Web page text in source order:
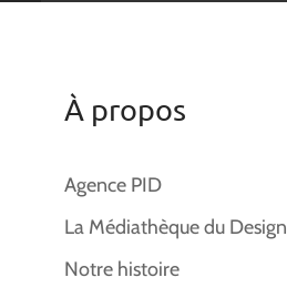
À propos
Agence PID
La Médiathèque du Design
Notre histoire